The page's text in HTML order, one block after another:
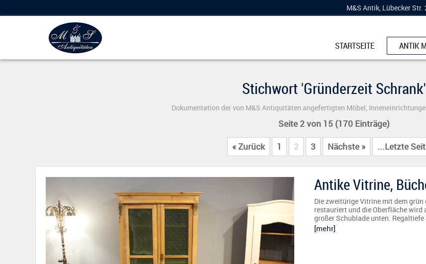
M&S Antik, Lübecker Str.
STARTSEITE ANTIK
Stichwort 'Gründerzeit Schrank'
Dokumentation der von M&S Antiquitäten angefertigten Möbel,
Seite 2 von 15 (170 Einträge)
« Zurück 1 2 3 Nächste » ...Letzte
Antike Vitrine,
Die zweitürige Vitrine mit dem
restauriert und die Oberfläche
großer Schublade unten. Regaltiefe
[mehr]